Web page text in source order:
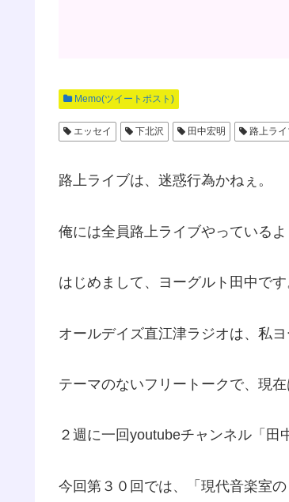
Memo(ツイートポスト)
エッセイ 下北沢 田中宏明 路上ラ
路上ライブは、迷惑行為かねぇ。
俺には全員路上ライブやっているよ
はじめまして、ヨーグルト田中です
オールデイズ直江津ラジオは、私
テーマのないフリートークで、現
２週に一回youtubeチャンネル「田
今回第３０回では、「現代音楽室